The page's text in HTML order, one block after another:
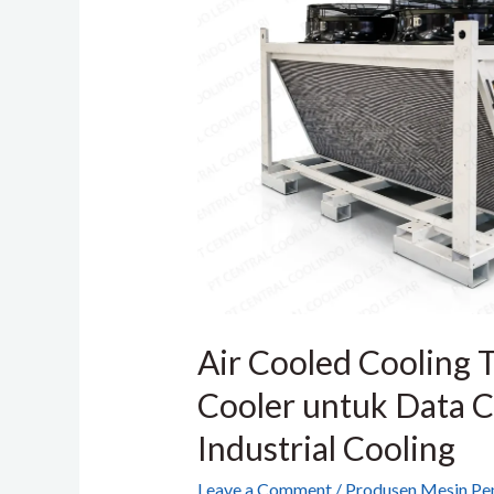
Air Cooled Cooling
Cooler untuk Data
Industrial Cooling
Leave a Comment / Produsen Mesin
Cooling